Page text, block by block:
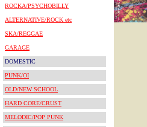
ROCKA/PSYCHOBILLY
ALTERNATIVE/ROCK etc
SKA/REGGAE
GARAGE
DOMESTIC
PUNK/OI
OLD/NEW SCHOOL
HARD CORE/CRUST
MELODIC/POP PUNK